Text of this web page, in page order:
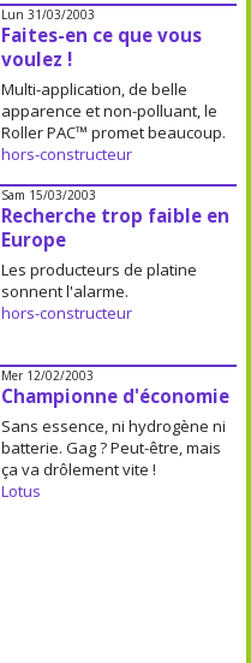
Lun 31/03/2003
Faites-en ce que vous
voulez !
Multi-application, de belle
apparence et non-polluant, le
Roller PAC™ promet beaucoup.
hors-constructeur
Sam 15/03/2003
Recherche trop faible en
Europe
Les producteurs de platine
sonnent l'alarme.
hors-constructeur
Mer 12/02/2003
Championne d'économie
Sans essence, ni hydrogène ni
batterie. Gag ? Peut-être, mais
ça va drôlement vite !
Lotus